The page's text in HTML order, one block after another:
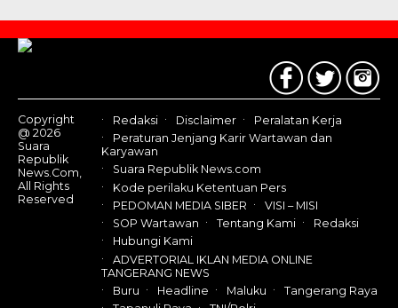
Contact
Us
Copyright
@ 2026
Suara
Republik
News.Com,
All Rights
Reserved
Redaksi Disclaimer
Peralatan Kerja
Peraturan Jenjang Karir Wartawan dan
Karyawan
Suara Republik News.com
Kode perilaku Ketentuan Pers
PEDOMAN MEDIA SIBER
VISI – MISI
SOP Wartawan
Tentang Kami
Redaksi
Hubungi Kami
ADVERTORIAL IKLAN MEDIA ONLINE
TANGERANG NEWS
Buru
Headline Maluku
Tangerang Raya